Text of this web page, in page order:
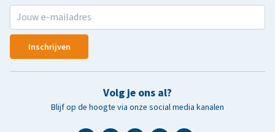
Inschrijven
Volg je ons al?
Blijf op de hoogte via onze social media kanalen